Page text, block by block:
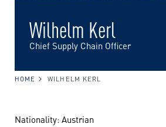
Wilhelm Kerl
Chief Supply Chain Officer
HOME WILHELM KERL
Nationality: Austrian